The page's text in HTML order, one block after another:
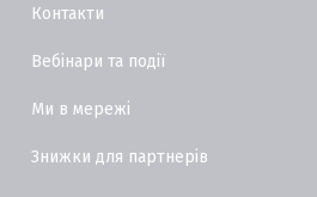
Контакти
Вебінари та події
Ми в мережі
Знижки для партнерів